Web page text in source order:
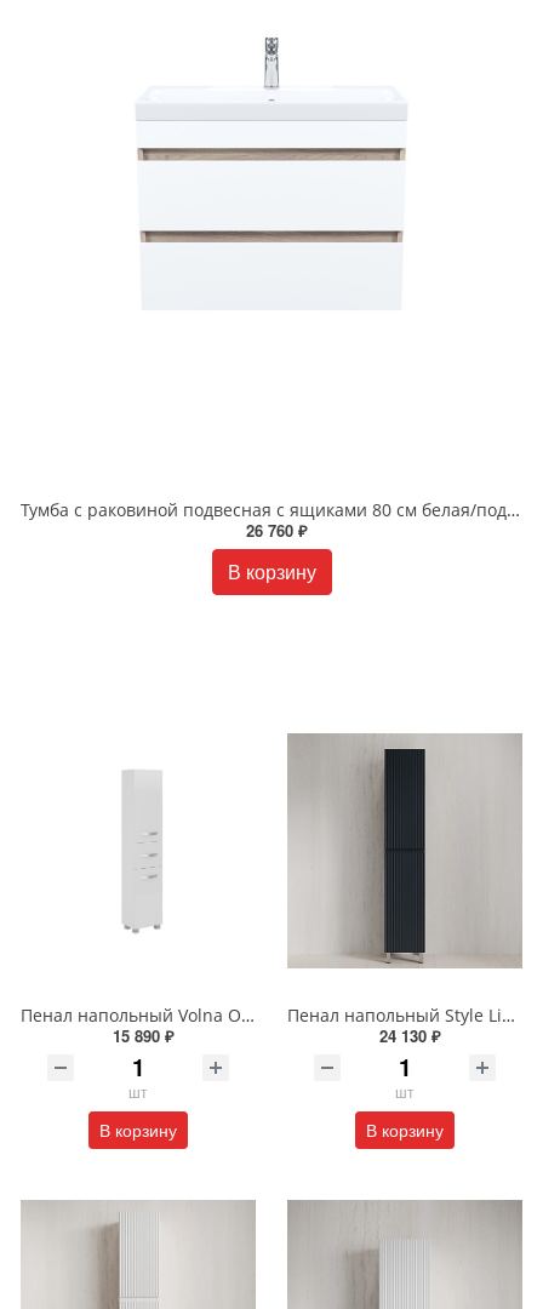
Тумба с раковиной подвесная с ящиками 80 см белая/под дерево Zodiac IDDIS ZOD8AB0i95K
26 760 ₽
В корзину
Пенал напольный Volna Onda 40 tpONDA80.2Y-01 белый
15 890 ₽
шт
В корзину
Пенал напольный Style Line МАРОККО 36 см ЛС-00002512 графит
24 130 ₽
шт
В корзину